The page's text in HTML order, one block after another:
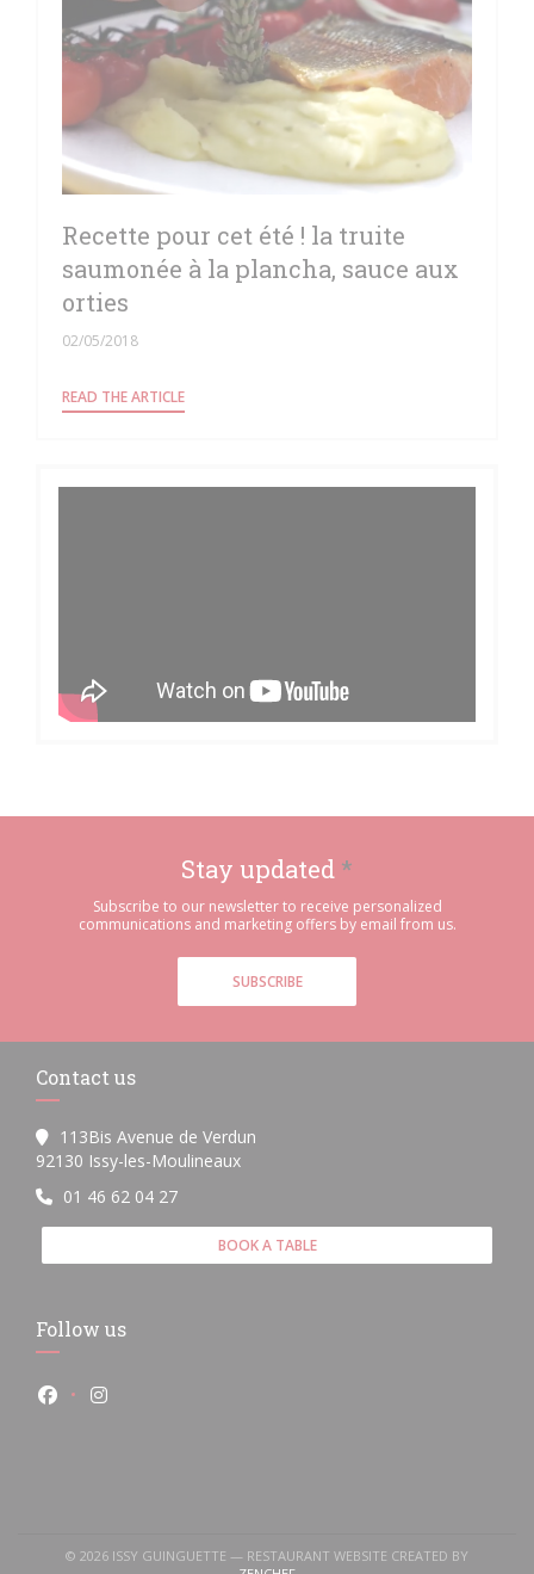
Recette pour cet été ! la truite
saumonée à la plancha, sauce aux
orties
02/05/2018
READ THE ARTICLE((OPENS IN A NEW WINDOW))
Stay updated *
Subscribe to our newsletter to receive personalized
communications and marketing offers by email from us.
SUBSCRIBE
Contact us
113Bis Avenue de Verdun
92130 Issy-les-Moulineaux((opens in a new window))
01 46 62 04 27
BOOK A TABLE
Follow us
Facebook ((opens in a new window))
Instagram ((opens in a new window))
© 2026 ISSY GUINGUETTE — RESTAURANT WEBSITE CREATED BY